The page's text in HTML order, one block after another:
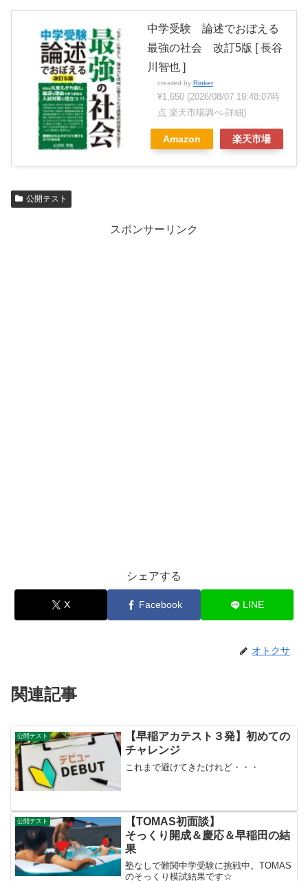
中学受験 論述でおぼえる
最強の社会 改訂5版 [ 長谷
川智也 ]
created by Rinker
¥1,650 (2026/08/07 19:48:07時
点 楽天市場調べ-詳細)
Amazon 楽天市場
公開テスト
スポンサーリンク
シェアする
X Facebook LINE
オトクサ
関連記事
公開テスト
【早稲アカテスト３発】初めての
チャレンジ
これまで避けてきたけれど・・・
公開テスト
【TOMAS初面談】
そっくり開成＆慶応＆早稲田の結
果
塾なしで難関中学受験に挑戦中。TOMAS
のそっくり模試結果です☆